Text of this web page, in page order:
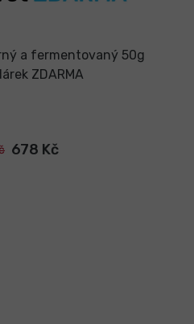
a fermentovaný 50g
ZDARMA
678 Kč